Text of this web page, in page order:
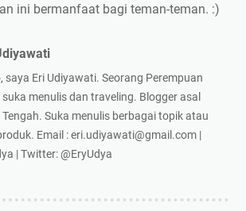
ini bermanfaat bagi teman-teman. :)
saya Eri Udiyawati. Seorang Perempuan
menulis dan traveling. Blogger asal
Suka menulis berbagai topik atau
Email : eri.udiyawati@gmail.com |
| Twitter: @EryUdya